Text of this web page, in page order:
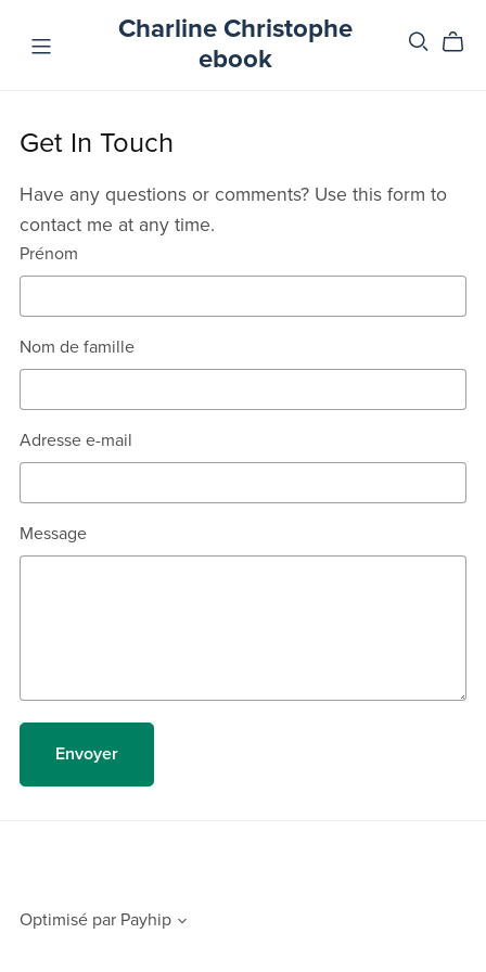
Charline Christophe
ebook
Get In Touch
Have any questions or comments? Use this form to
contact me at any time.
Prénom
Nom de famille
Adresse e-mail
Message
Envoyer
Optimisé par Payhip